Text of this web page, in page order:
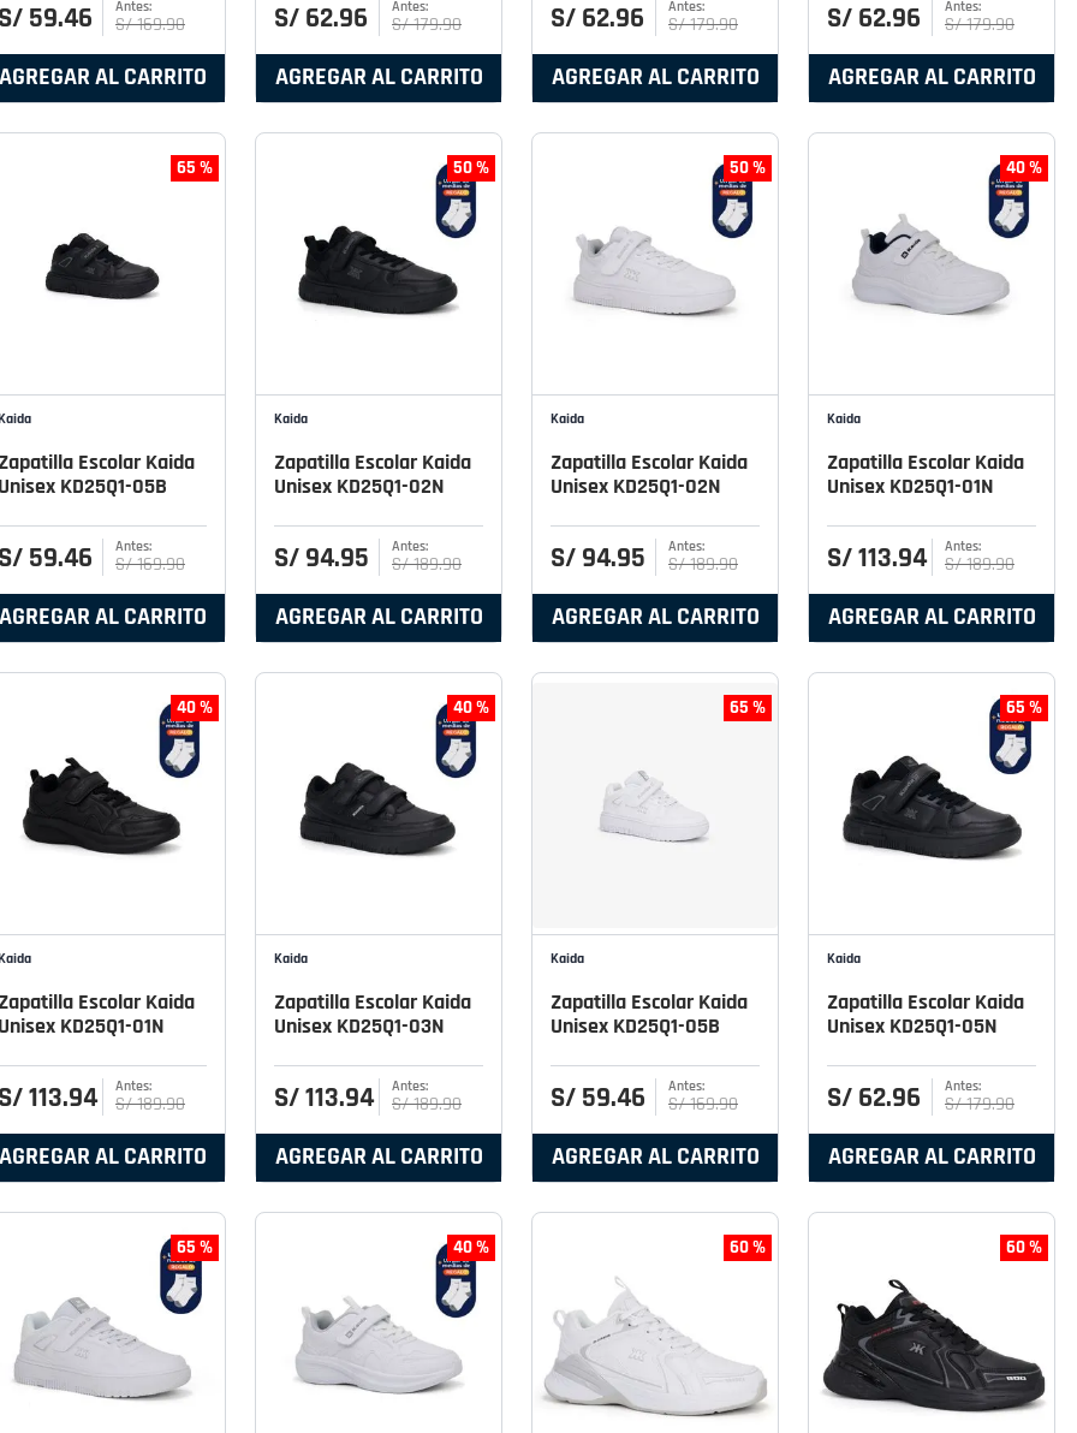
S/ 59.46 S/169.90
AGREGAR AL CARRITO
S/ 62.96 S/179.90
AGREGAR AL CARRITO
S/ 62.96 S/179.90
AGREGAR AL CARRITO
S/ 62.96 S/179.90
AGREGAR AL CARRITO
65 %
Escolar Kaida
Unisex KD25Q1-05B
S/ 59.46 S/169.90
AGREGAR AL CARRITO
50 %
Kaida
Zapatilla Escolar Kaida
Unisex KD25Q1-02N
S/ 94.95 S/189.90
AGREGAR AL CARRITO
50 %
Kaida
Zapatilla Escolar Kaida
Unisex KD25Q1-02N
S/ 94.95 S/189.90
AGREGAR AL CARRITO
40 %
Kaida
Zapatilla Escolar Kaida
Unisex KD25Q1-01N
S/113.94 S/189.90
AGREGAR AL CARRITO
40 %
Escolar Kaida
Unisex KD25Q1-01N
S/113.94 S/189.90
AGREGAR AL CARRITO
40 %
Kaida
Zapatilla Escolar Kaida
Unisex KD25Q1-03N
S/113.94 S/189.90
AGREGAR AL CARRITO
65 %
Kaida
Zapatilla Escolar Kaida
Unisex KD25Q1-05B
S/ 59.46 S/169.90
AGREGAR AL CARRITO
65 %
Kaida
Zapatilla Escolar Kaida
Unisex KD25Q1-05N
S/ 62.96 S/179.90
AGREGAR AL CARRITO
65 % 40 % 60 % 60 %